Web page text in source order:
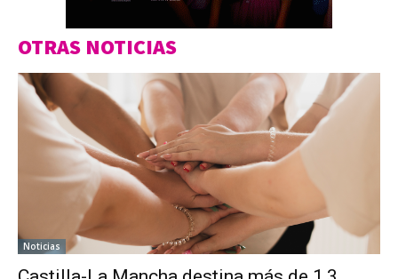
OTRAS NOTICIAS
Noticias